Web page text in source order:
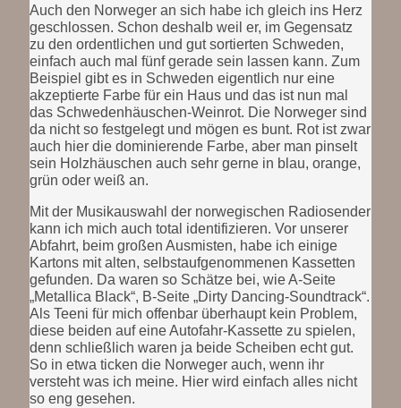
Auch den Norweger an sich habe ich gleich ins Herz
geschlossen. Schon deshalb weil er, im Gegensatz
zu den ordentlichen und gut sortierten Schweden,
einfach auch mal fünf gerade sein lassen kann. Zum
Beispiel gibt es in Schweden eigentlich nur eine
akzeptierte Farbe für ein Haus und das ist nun mal
das Schwedenhäuschen-Weinrot. Die Norweger sind
da nicht so festgelegt und mögen es bunt. Rot ist zwar
auch hier die dominierende Farbe, aber man pinselt
sein Holzhäuschen auch sehr gerne in blau, orange,
grün oder weiß an.
Mit der Musikauswahl der norwegischen Radiosender
kann ich mich auch total identifizieren. Vor unserer
Abfahrt, beim großen Ausmisten, habe ich einige
Kartons mit alten, selbstaufgenommenen Kassetten
gefunden. Da waren so Schätze bei, wie A-Seite
„Metallica Black“, B-Seite „Dirty Dancing-Soundtrack“.
Als Teeni für mich offenbar überhaupt kein Problem,
diese beiden auf eine Autofahr-Kassette zu spielen,
denn schließlich waren ja beide Scheiben echt gut.
So in etwa ticken die Norweger auch, wenn ihr
versteht was ich meine. Hier wird einfach alles nicht
so eng gesehen.